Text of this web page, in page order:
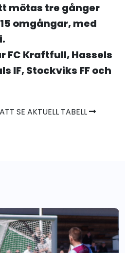
mötas tre gånger
omgångar, med
FC Kraftfull, Hassels
IF, Stockviks FF och
SE AKTUELL TABELL